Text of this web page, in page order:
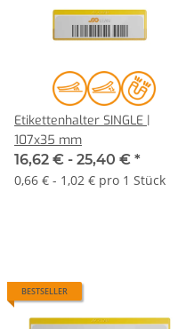
Etikettenhalter SINGLE |
107x35 mm
16,62 € - 25,40 € *
0,66 € - 1,02 € pro 1 Stück
BESTSELLER